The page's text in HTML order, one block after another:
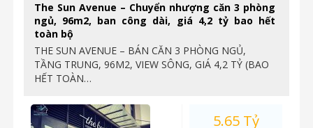
The Sun Avenue – Chuyển nhượng căn 3 phòng
ngủ, 96m2, ban công dài, giá 4,2 tỷ bao hết
toàn bộ
THE SUN AVENUE – BÁN CĂN 3 PHÒNG NGỦ,
TẦNG TRUNG, 96M2, VIEW SÔNG, GIÁ 4,2 TỶ (BAO
HẾT TOÀN…
5.65 Tỷ